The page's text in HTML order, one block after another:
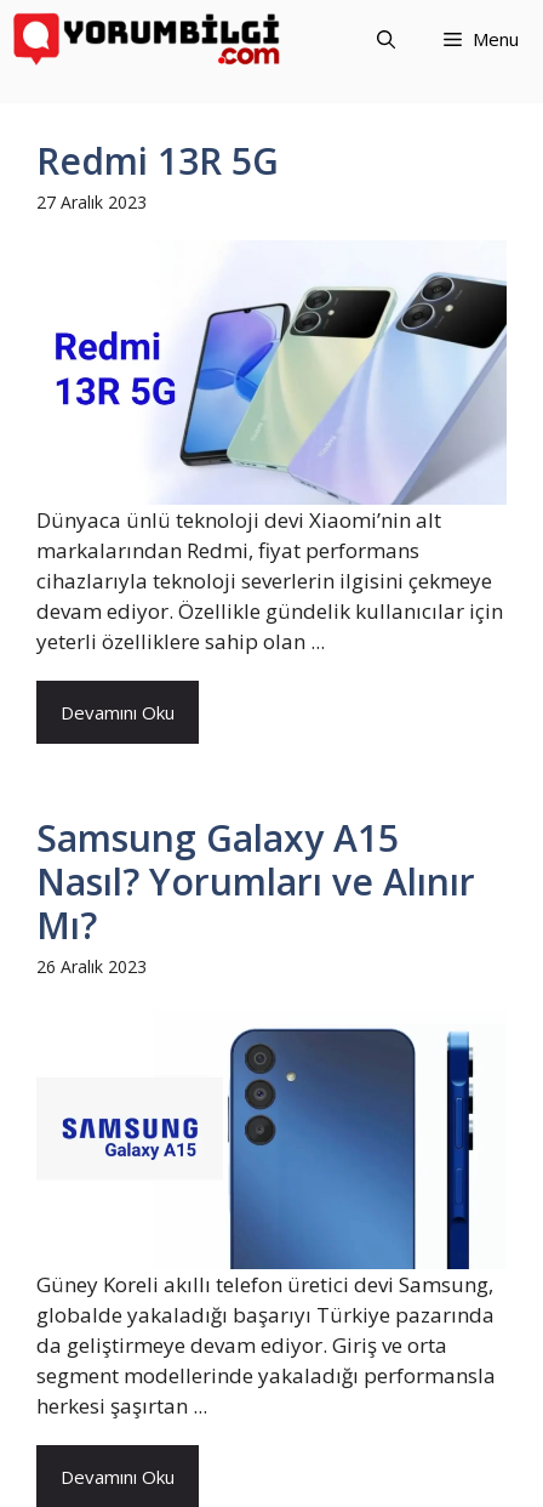
İçeriğe
atla
Menu
Redmi 13R 5G
27 Aralık 2023
Dünyaca ünlü teknoloji devi Xiaomi’nin alt
markalarından Redmi, fiyat performans
cihazlarıyla teknoloji severlerin ilgisini çekmeye
devam ediyor. Özellikle gündelik kullanıcılar için
yeterli özelliklere sahip olan ...
Devamını Oku
Samsung Galaxy A15
Nasıl? Yorumları ve Alınır
Mı?
26 Aralık 2023
Güney Koreli akıllı telefon üretici devi Samsung,
globalde yakaladığı başarıyı Türkiye pazarında
da geliştirmeye devam ediyor. Giriş ve orta
segment modellerinde yakaladığı performansla
herkesi şaşırtan ...
Devamını Oku